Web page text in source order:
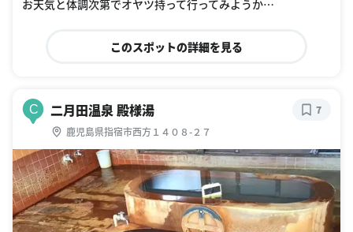
お天気と体調次第でオヤツ持って行ってみようか…
このスポットの詳細を見る
C 二月田温泉 殿様湯
鹿児島県指宿市西方１４０８-２７
7